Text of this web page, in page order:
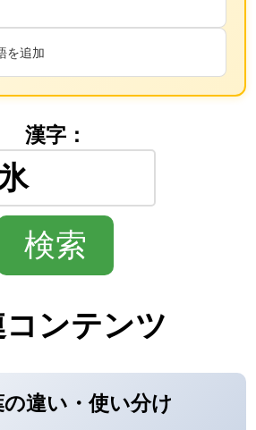
を追加
漢字：
ンテンツ
違い・使い分け